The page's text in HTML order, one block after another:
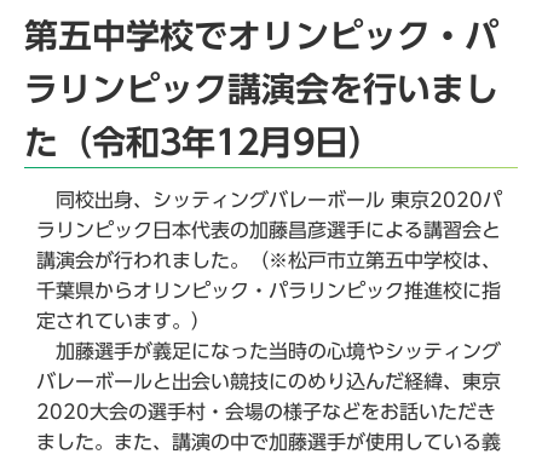
第五中学校でオリンピック・パ
ラリンピック講演会を行いまし
た（令和3年12月9日）
同校出身、シッティングバレーボール 東京2020パ
ラリンピック日本代表の加藤昌彦選手による講習会と
講演会が行われました。（※松戸市立第五中学校は、
千葉県からオリンピック・パラリンピック推進校に指
定されています。）
加藤選手が義足になった当時の心境やシッティング
バレーボールと出会い競技にのめり込んだ経緯、東京
2020大会の選手村・会場の様子などをお話いただき
ました。また、講演の中で加藤選手が使用している義